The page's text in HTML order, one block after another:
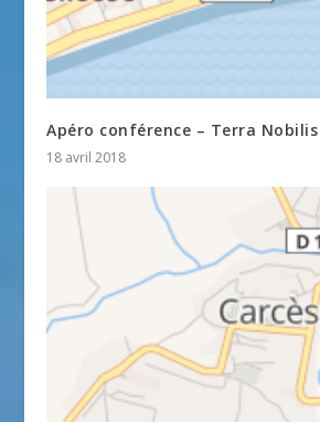
Apéro conférence – Terra Nobilis
18 avril 2018